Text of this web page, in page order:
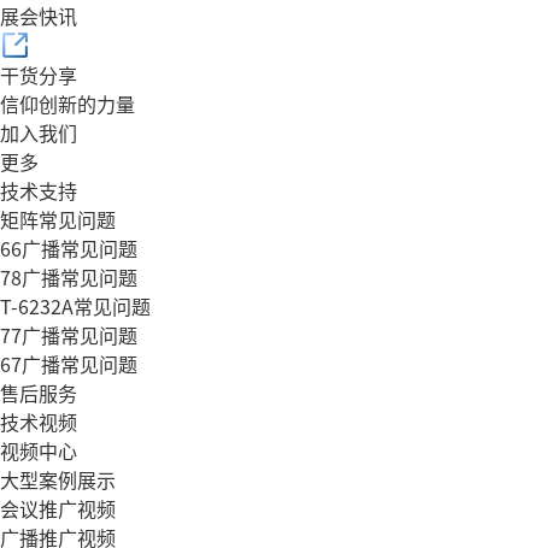
展会快讯
干货分享
信仰创新的力量
加入我们
更多
技术支持
矩阵常见问题
66广播常见问题
78广播常见问题
T-6232A常见问题
77广播常见问题
67广播常见问题
售后服务
技术视频
视频中心
大型案例展示
会议推广视频
广播推广视频